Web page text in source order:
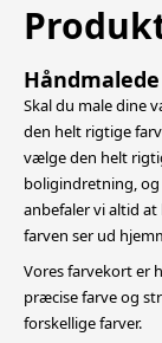
Skal du male dine
den helt rigtige
vælge den helt
boligindretning,
anbefaler vi altid
farven ser ud
Vores farvekort er
præcise farve og
forskellige farver.